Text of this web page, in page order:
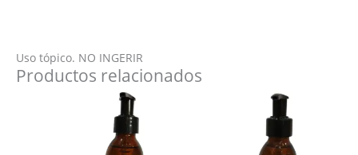
Uso tópico. NO INGERIR
Productos relacionados